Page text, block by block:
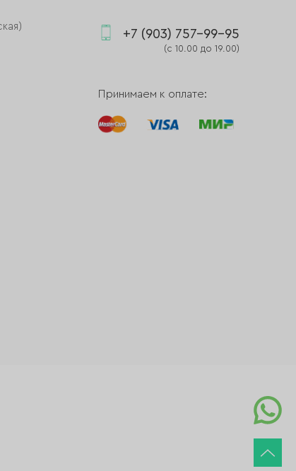
+7 (903) 757-99-95
(с 10.00 до 19.00)
Принимаем к оплате: